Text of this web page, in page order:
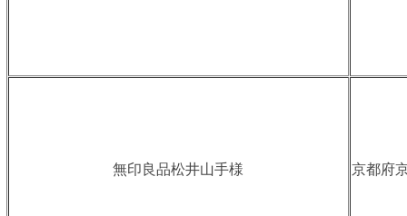
無印良品松井山手様 京都府